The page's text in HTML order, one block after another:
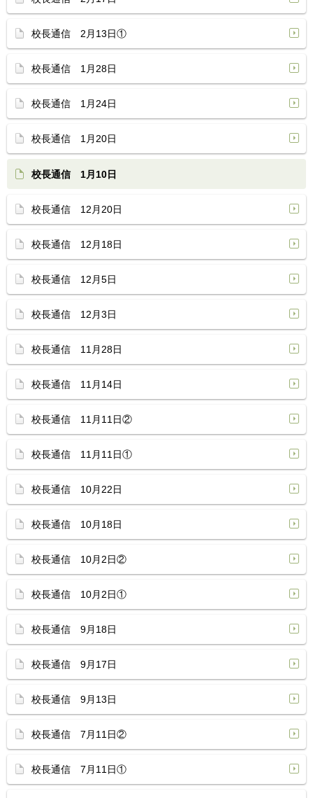
校長通信 2月13日①
校長通信 1月28日
校長通信 1月24日
校長通信 1月20日
校長通信 1月10日
校長通信 12月20日
校長通信 12月18日
校長通信 12月5日
校長通信 12月3日
校長通信 11月28日
校長通信 11月14日
校長通信 11月11日②
校長通信 11月11日①
校長通信 10月22日
校長通信 10月18日
校長通信 10月2日②
校長通信 10月2日①
校長通信 9月18日
校長通信 9月17日
校長通信 9月13日
校長通信 7月11日②
校長通信 7月11日①